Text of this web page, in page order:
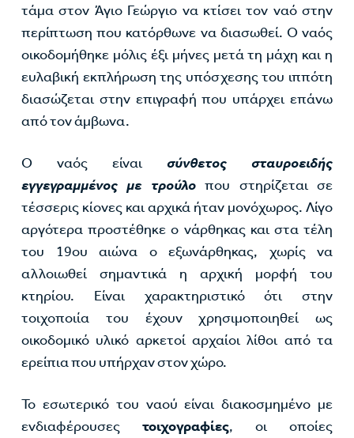
τάμα στον Άγιο Γεώργιο να κτίσει τον ναό στην
περίπτωση που κατόρθωνε να διασωθεί. Ο ναός
οικοδομήθηκε μόλις έξι μήνες μετά τη μάχη και η
ευλαβική εκπλήρωση της υπόσχεσης του ιππότη
διασώζεται στην επιγραφή που υπάρχει επάνω
από τον άμβωνα.
Ο ναός είναι σύνθετος σταυροειδής
εγγεγραμμένος με τρούλοπου στηρίζεται σε
τέσσερις κίονες και αρχικά ήταν μονόχωρος. Λίγο
αργότερα προστέθηκε ο νάρθηκας και στα τέλη
του 19ου αιώνα ο εξωνάρθηκας, χωρίς να
αλλοιωθεί σημαντικά η αρχική μορφή του
κτηρίου. Είναι χαρακτηριστικό ότι στην
τοιχοποιία του έχουν χρησιμοποιηθεί ως
οικοδομικό υλικό αρκετοί αρχαίοι λίθοι από τα
ερείπια που υπήρχαν στον χώρο.
Το εσωτερικό του ναού είναι διακοσμημένο με
ενδιαφέρουσες τοιχογραφίες, οι οποίες